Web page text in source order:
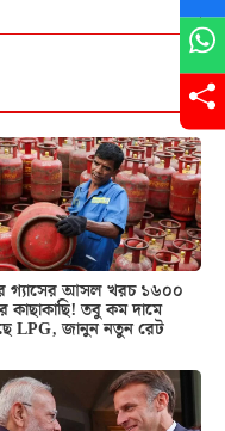
গ্যাসের আসল খরচ ১৬০০
কাছাকাছি! তবু কম দামে
LPG, জানুন নতুন রেট